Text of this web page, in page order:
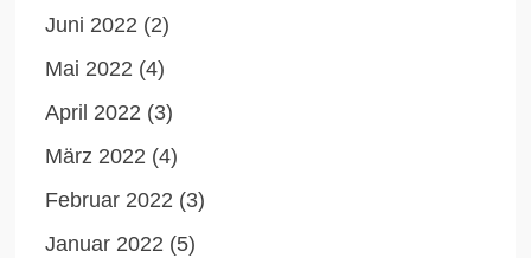
Juni 2022 (2)
Mai 2022 (4)
April 2022 (3)
März 2022 (4)
Februar 2022 (3)
Januar 2022 (5)